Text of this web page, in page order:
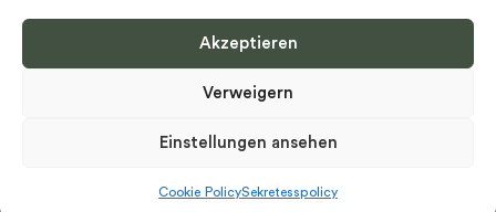
Akzeptieren
Verweigern
Einstellungen ansehen
Cookie PolicySekretesspolicy
Select country
Datenschutz-Bestimmungen
Urheberrecht 2026 Nordic Spectra Alle Rechte vorbehalten